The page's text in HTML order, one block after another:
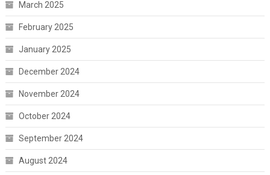
March 2025
February 2025
January 2025
December 2024
November 2024
October 2024
September 2024
August 2024